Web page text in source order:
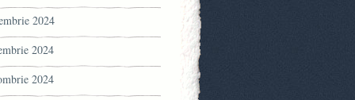
2024
2024
2024